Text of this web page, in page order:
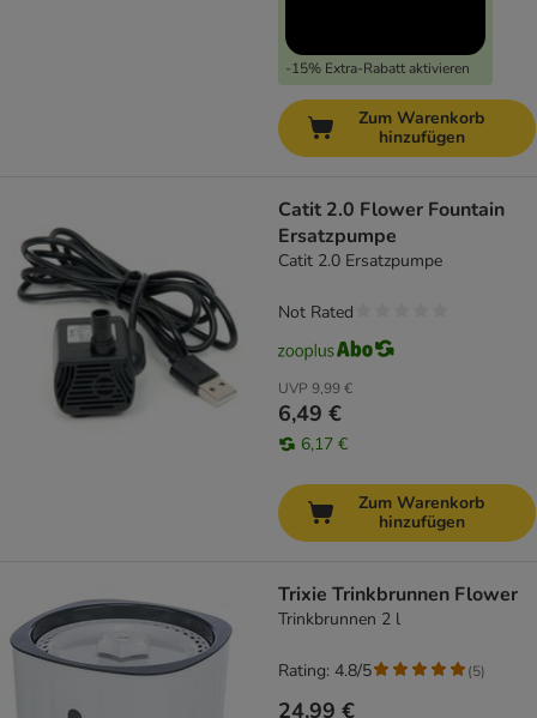
-15% Extra-Rabatt aktivieren
Zum Warenkorb
hinzufügen
Catit 2.0 Flower Fountain
Ersatzpumpe
Catit 2.0 Ersatzpumpe
UVP 9,99 €
6,49 €
6,17 €
Not Rated
Zum Warenkorb
hinzufügen
Trixie Trinkbrunnen Flower
Trinkbrunnen 2 l
24,99 €
Rating: 4.8/5 (5)